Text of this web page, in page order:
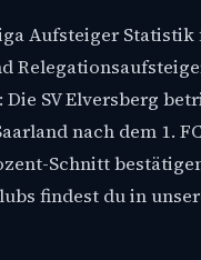
Aufsteiger
Die SV Elversberg
nach dem 1.
Schnitt
findest du in